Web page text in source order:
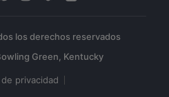
los derechos reservados
privacidad